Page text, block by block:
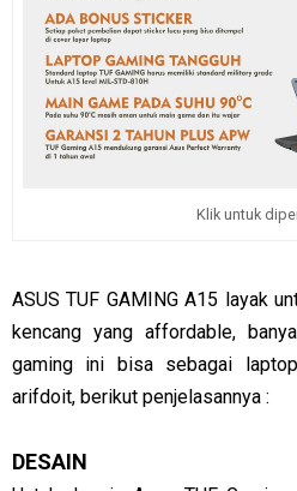
Klik untuk
ASUS TUF GAMING A15 layak
kencang yang affordable,
gaming ini bisa sebagai
arifdoit, berikut penjelasannya :
DESAIN